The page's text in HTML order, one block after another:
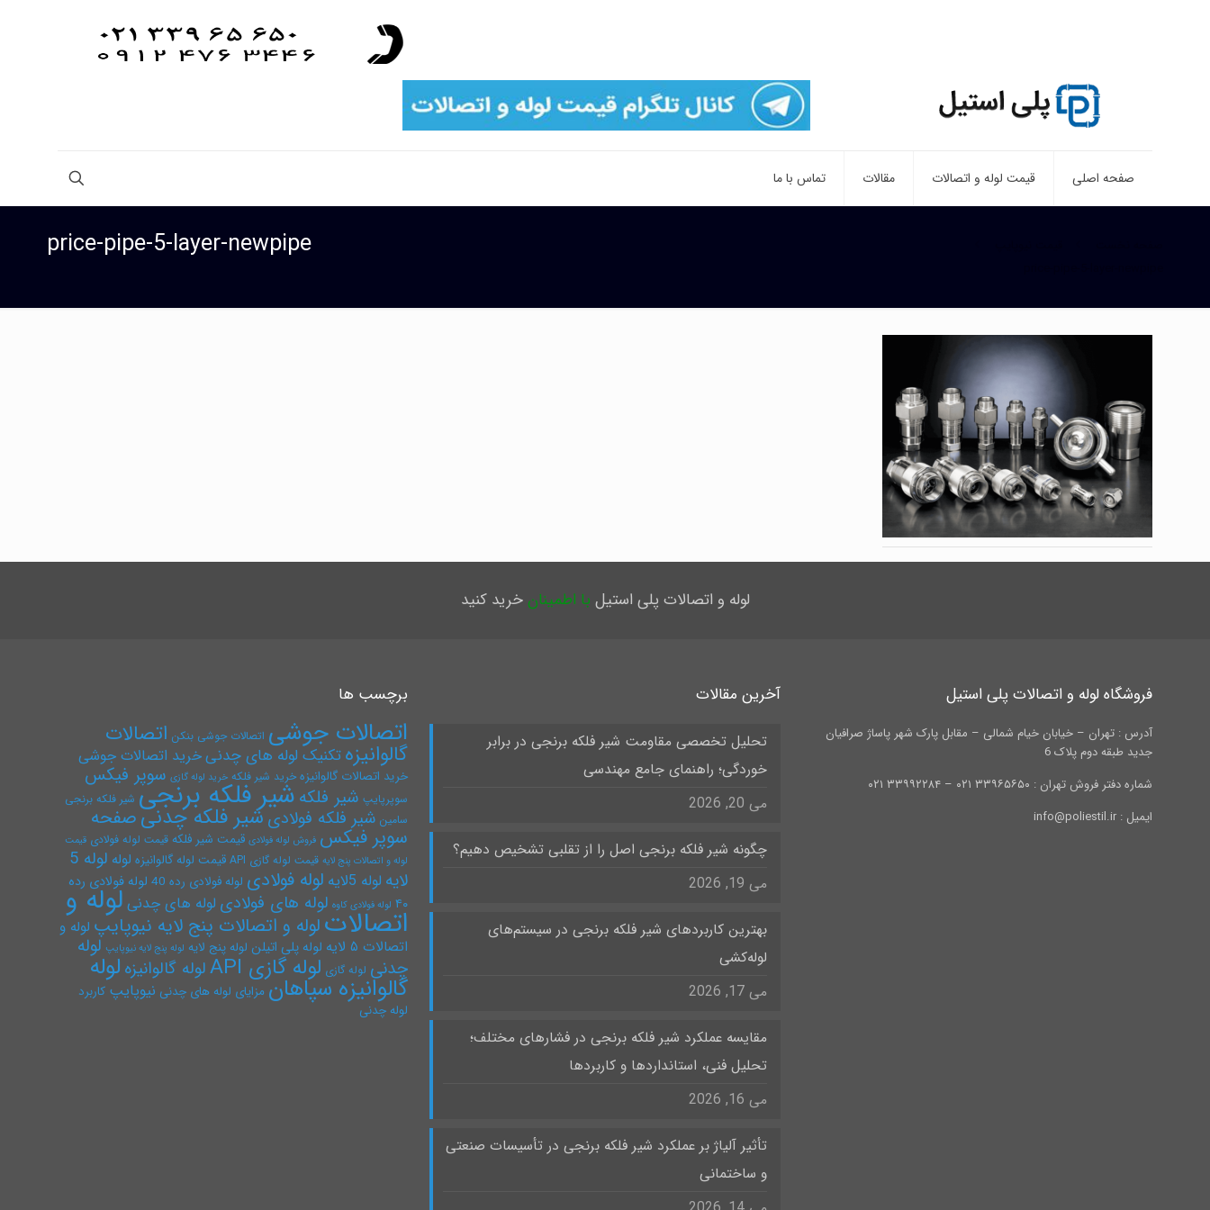
صفحه اصلی قیمت لوله و اتصالات مقالات تماس با ما
price-pipe-5-layer-newpipe
لوله و اتصالات پلی استیل با اطمینانخرید کنید
فروشگاه لوله و اتصالات پلی استیل
آدرس : تهران – خیابان خیام شمالی – مقابل پارک شهر پاساژ صرافیان
جدید طبقه دوم پلاک 6
شماره دفتر فروش تهران : ۳۳۹۶۵۶۵۰ ۰۲۱ – ۳۳۹۹۲۲۸۴ ۰۲۱
ایمیل : info@poliestil.ir
آخرین مقالات
تحلیل تخصصی مقاومت شیر فلکه برنجی در برابر
خوردگی؛ راهنمای جامع مهندسی
می 20, 2026
چگونه شیر فلکه برنجی اصل را از تقلبی تشخیص دهیم؟
می 19, 2026
بهترین کاربردهای شیر فلکه برنجی در سیستم‌های
لوله‌کشی
می 17, 2026
مقایسه عملکرد شیر فلکه برنجی در فشارهای مختلف؛
تحلیل فنی، استانداردها و کاربردها
می 16, 2026
تأثیر آلیاژ بر عملکرد شیر فلکه برنجی در تأسیسات صنعتی
و ساختمانی
برچسب ها
اتصالات جوشی اتصالات جوشی بنکن اتصالات
گالوانیزهتکنیک لوله های چدنیخرید اتصالات جوشی
خرید اتصالات گالوانیزه خرید شیر فلکه خرید لوله گازی سوپر فیکس
سوپرپایپ شیر فلکه شیر فلکه برنجی شیر فلکه برنجی
سامین شیر فلکه فولادیشیر فلکه چدنیصفحه
سوپر فیکس فروش لوله فولادی قیمت شیر فلکه قیمت لوله فولادی قیمت
لوله و اتصالات پنج لایه قیمت لوله گازی API قیمت لوله گالوانیزه لوله
لوله 5
لایه لوله 5لایه لوله فولادی لوله فولادی رده 40
لوله فولادی رده
۴۰ لوله فولادی کاوه لوله های فولادی لوله های چدنی لوله و
اتصالاتلوله و اتصالات پنج لایه نیوپایپ لوله و
اتصالات ۵ لایه
لوله پلی اتیلن لوله پنج لایه لوله پنج لایه نیوپایپ لوله
چدنی لوله گازی لوله گازی API لوله گالوانیزه لوله
گالوانیزه سپاهان مزایای لوله های چدنی نیوپایپ کاربرد
لوله چدنی